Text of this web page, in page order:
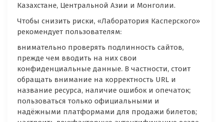
Казахстане, Центральной Азии и Монголии.
Чтобы снизить риски, «Лаборатория Касперского»
рекомендует пользователям:
внимательно проверять подлинность сайтов,
прежде чем вводить на них свои
конфиденциальные данные. В частности, стоит
обращать внимание на корректность URL и
название ресурса, наличие ошибок и опечаток;
пользоваться только официальными и
надёжными платформами для продажи билетов;